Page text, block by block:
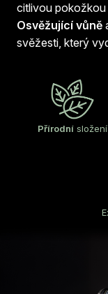
citlivou pokožkou
Osvěžující vůně
svěžesti, který
Přírodní složení